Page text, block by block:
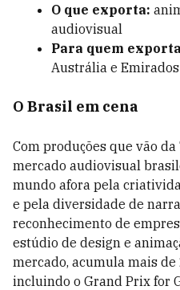
O que exporta:
audiovisual
Para quem
Austrália e
O Brasil em cena
Com produções que vão
mercado audiovisual
mundo afora pela
e pela diversidade de
reconhecimento de
estúdio de design e
mercado, acumula mais
incluindo o Grand Prix for